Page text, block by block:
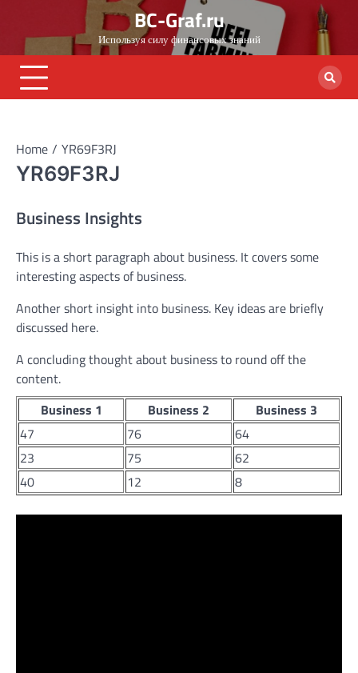
content
BC-Graf.ru
Используя силу финансовых знаний
Home YR69F3RJ
YR69F3RJ
Business Insights
This is a short paragraph about business. It covers some
interesting aspects of business.
Another short insight into business. Key ideas are briefly
discussed here.
A concluding thought about business to round off the
content.
Business 1
Business 2
Business 3
47
76
64
23
75
62
40
12 8